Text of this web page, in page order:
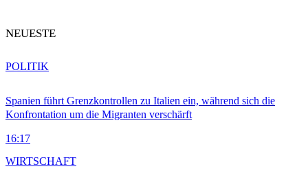
NEUESTE
Spanien führt Grenzkontrollen zu Italien ein, während sich die
Konfrontation um die Migranten verschärft
16:17
POLITIK
WIRTSCHAFT